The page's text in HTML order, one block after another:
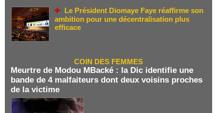
Le Président Diomaye Faye réaffirme son
ambition pour une décentralisation plus
efficace
COIN DES FEMMES
Meurtre de Modou MBacké : la Dic identifie une
bande de 4 malfaiteurs dont deux voisins proches
de la victime